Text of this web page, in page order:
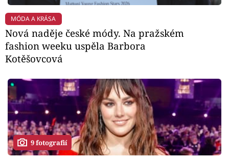
MÓDA A KRÁSA
Nová naděje české módy. Na pražském
fashion weeku uspěla Barbora
Kotěšovcová
9 fotografií